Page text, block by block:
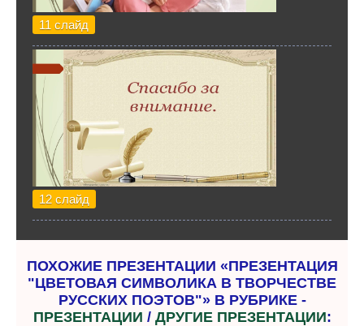
11 слайд
12 слайд
ПОХОЖИЕ ПРЕЗЕНТАЦИИ «ПРЕЗЕНТАЦИЯ
"ЦВЕТОВАЯ СИМВОЛИКА В ТВОРЧЕСТВЕ
РУССКИХ ПОЭТОВ"» В РУБРИКЕ -
ПРЕЗЕНТАЦИИ / ДРУГИЕ ПРЕЗЕНТАЦИИ: